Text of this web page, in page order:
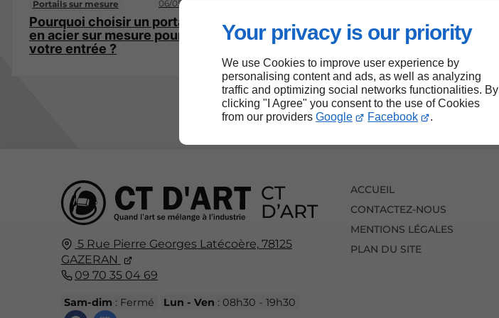
Your privacy is our priority
We use Cookies to improve user experience by
personalising content and ads, as well as analyzing
traffic and optimizing social networks functionalities. By
clicking "I Agree" you consent to the use of Cookies
from our providers Google Facebook .
Portails sur mesure 06/05/2025
Pourquoi choisir un portail
en acier sur mesure pour
votre entrée ?
CT
D’ART
5 Rue Pierre Georges Latécoère, 78125
GAZERAN
09 70 35 04 69
Sam-dim : Fermé Lun - Ven : 08h30 - 19h30
ACCUEIL
CONTACTEZ-NOUS
MENTIONS LÉGALES
PLAN DU SITE